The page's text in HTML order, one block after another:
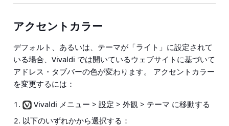
アクセントカラー
デフォルト、あるいは、テーマが「ライト」に設定されて
いる場合、Vivaldi では開いているウェブサイトに基づいて
アドレス・タブバーの色が変わります。 アクセントカラー
を変更するには：
Vivaldi メニュー > 設定 > 外観 > テーマ に移動する
以下のいずれかから選択する：